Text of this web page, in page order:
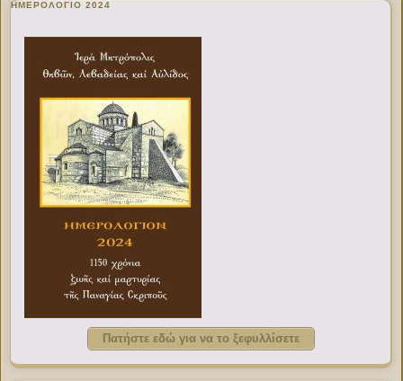
ΗΜΕΡΟΛΟΓΙΟ 2024
Πατήστε εδώ για να το ξεφυλλίσετε